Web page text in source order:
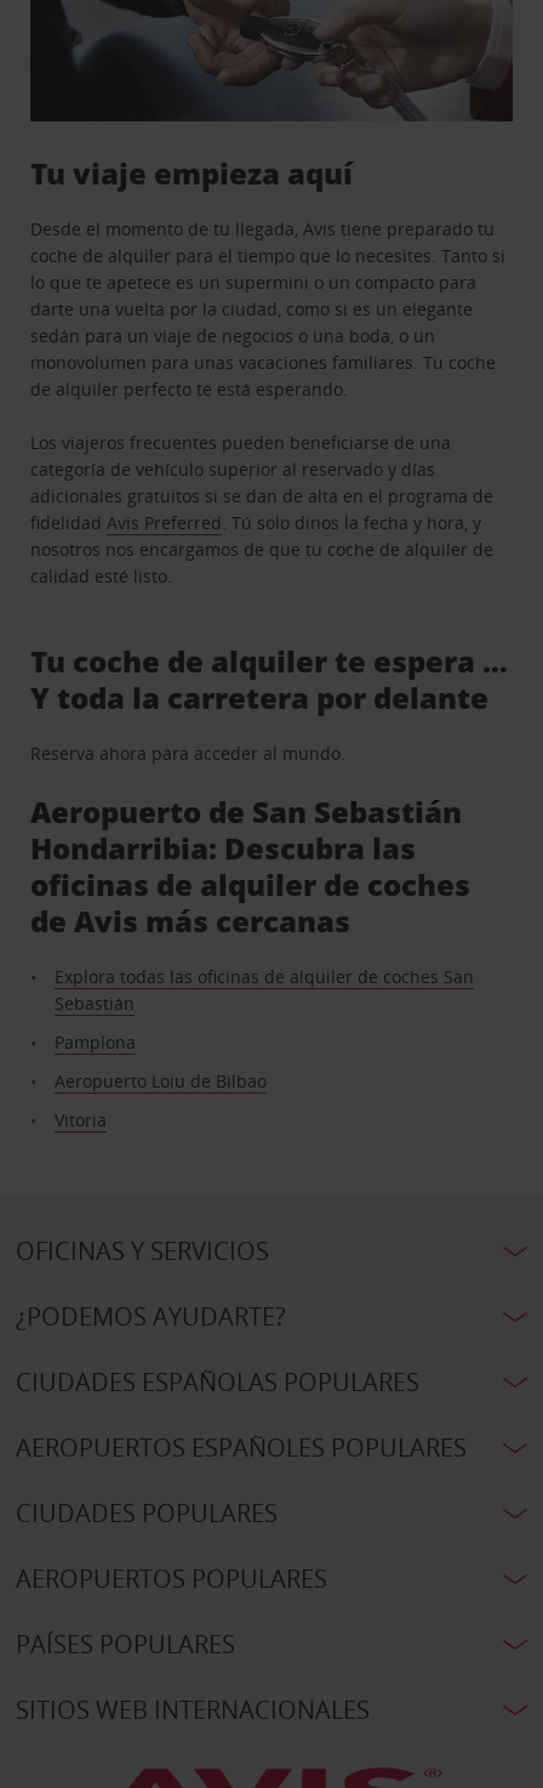
Tu viaje empieza aquí
Desde el momento de tu llegada, Avis tiene preparado tu
coche de alquiler para el tiempo que lo necesites. Tanto si
lo que te apetece es un supermini o un compacto para
darte una vuelta por la ciudad, como si es un elegante
sedán para un viaje de negocios o una boda, o un
monovolumen para unas vacaciones familiares. Tu coche
de alquiler perfecto te está esperando.
Los viajeros frecuentes pueden beneficiarse de una
categoría de vehículo superior al reservado y días
adicionales gratuitos si se dan de alta en el programa de
fidelidadAvis Preferred. Tú solo dinos la fecha y hora, y
nosotros nos encargamos de que tu coche de alquiler de
calidad esté listo.
Tu coche de alquiler te espera …
Y toda la carretera por delante
Reserva ahora para acceder al mundo.
Aeropuerto de San Sebastián
Hondarribia: Descubra las
oficinas de alquiler de coches
de Avis más cercanas
Explora todas las oficinas de alquiler de coches San
Sebastián
Pamplona
Aeropuerto Loiu de Bilbao
Vitoria
OFICINAS Y SERVICIOS
¿PODEMOS AYUDARTE?
CIUDADES ESPAÑOLAS POPULARES
AEROPUERTOS ESPAÑOLES POPULARES
CIUDADES POPULARES
AEROPUERTOS POPULARES
PAÍSES POPULARES
SITIOS WEB INTERNACIONALES